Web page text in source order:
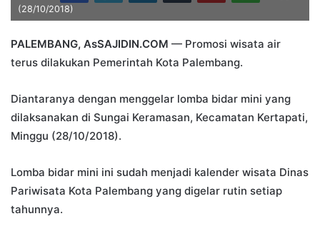
(28/10/2018)
PALEMBANG, AsSAJIDIN.COM — Promosi wisata air
terus dilakukan Pemerintah Kota Palembang.
Diantaranya dengan menggelar lomba bidar mini yang
dilaksanakan di Sungai Keramasan, Kecamatan Kertapati,
Minggu (28/10/2018).
Lomba bidar mini ini sudah menjadi kalender wisata Dinas
Pariwisata Kota Palembang yang digelar rutin setiap
tahunnya.